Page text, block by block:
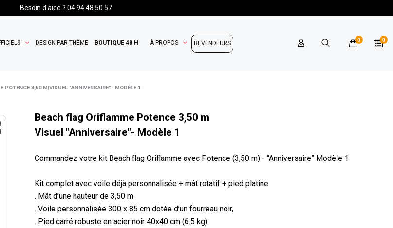
Besoin d'aide ? 04 94 48 50 57
DESIGN PAR THÈME BOUTIQUE 48 H À PROPOS REVENDEURS
0 0
POTENCE 3,50 M|VISUEL "ANNIVERSAIRE"- MODÈLE 1
Beach flag Oriflamme Potence 3,50 m
Visuel "Anniversaire"- Modèle 1
Commandez votre kit Beach flag Oriflamme avec Potence (3,50 m) - “Anniversaire” Modèle 1
Kit complet avec voile déjà personnalisée + mât rotatif + pied platine
. Mât d’une hauteur de 3,50 m
. Voile personnalisée 300 x 85 cm dotée d’un fourreau noir,
. Pied carré robuste en acier noir 40x40 cm (6.5 kg)